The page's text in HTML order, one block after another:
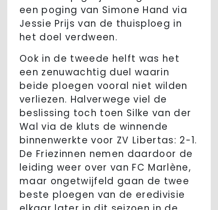
een poging van Simone Hand via
Jessie Prijs van de thuisploeg in
het doel verdween.
Ook in de tweede helft was het
een zenuwachtig duel waarin
beide ploegen vooral niet wilden
verliezen. Halverwege viel de
beslissing toch toen Silke van der
Wal via de kluts de winnende
binnenwerkte voor ZV Libertas: 2-1.
De Friezinnen nemen daardoor de
leiding weer over van FC Marlène,
maar ongetwijfeld gaan de twee
beste ploegen van de eredivisie